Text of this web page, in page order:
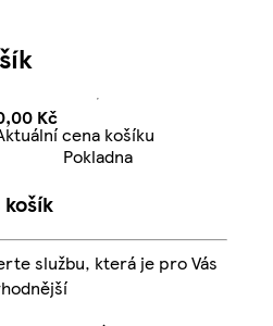
KčAktuální cena košíku
Kč
cena košíku
Pokladna
košík
službu, která je pro Vás